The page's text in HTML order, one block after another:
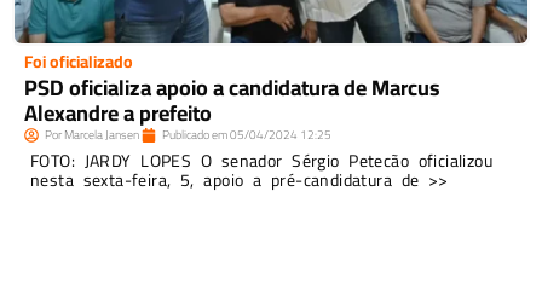
Foi oficializado
PSD oficializa apoio a candidatura de Marcus
Alexandre a prefeito
PorMarcela Jansen Publicado em05/04/2024 12:25
FOTO: JARDY LOPES O senador Sérgio Petecão oficializou
nesta sexta-feira, 5, apoio a pré-candidatura de >>